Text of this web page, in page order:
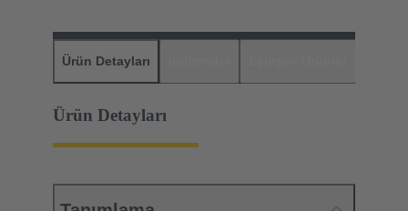
Ürün Detayları
Ürün Detayları